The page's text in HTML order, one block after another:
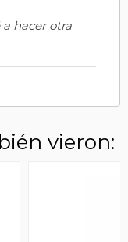
a hacer otra
vieron: